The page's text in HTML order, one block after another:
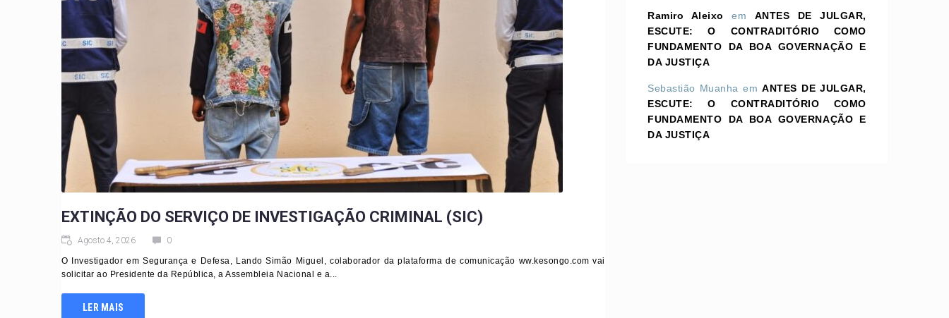
EXTINÇÃO DO SERVIÇO DE INVESTIGAÇÃO CRIMINAL (SIC)
Agosto 4, 2026 0
O Investigador em Segurança e Defesa, Lando Simão Miguel, colaborador da plataforma de comunicação ww.kesongo.com vai
solicitar ao Presidente da República, a Assembleia Nacional e a...
LER MAIS
Ramiro Aleixo em ANTES DE JULGAR,
ESCUTE: O CONTRADITÓRIO COMO
FUNDAMENTO DA BOA GOVERNAÇÃO E
DA JUSTIÇA
Sebastião Muanha emANTES DE JULGAR,
ESCUTE: O CONTRADITÓRIO COMO
FUNDAMENTO DA BOA GOVERNAÇÃO E
DA JUSTIÇA